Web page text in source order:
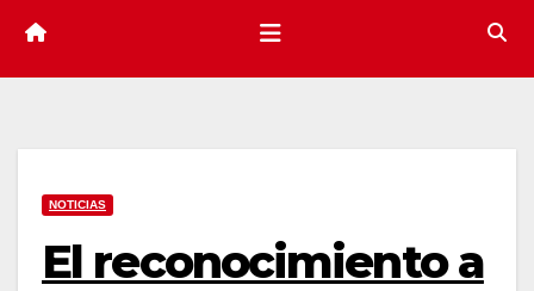
NOTICIAS
El reconocimiento a